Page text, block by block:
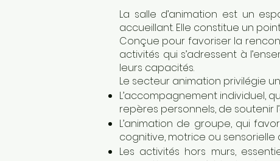
La salle d’animation est un
accueillant. Elle constitue un
Conçue pour favoriser la
activités qui s’adressent à
leurs capacités.
Le secteur animation privilégie
L’accompagnement individuel,
repères personnels, de soutenir
L’animation de groupe, qui
cognitive, motrice ou
Les activités hors murs,